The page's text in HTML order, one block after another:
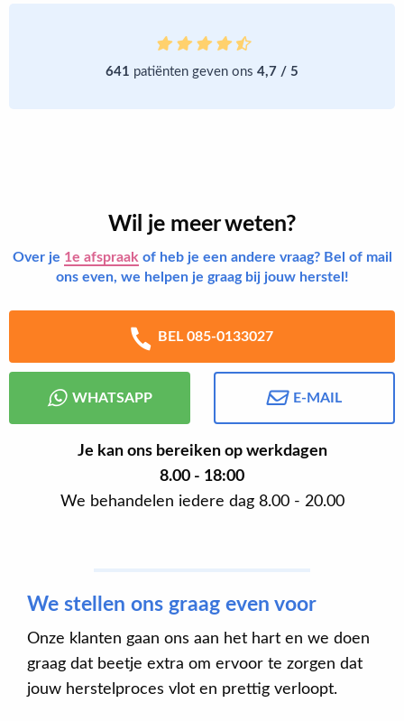
641 patiënten geven ons 4,7 / 5
Wil je meer weten?
Over je 1e afspraak of heb je een andere vraag? Bel of mail
ons even, we helpen je graag bij jouw herstel!
BEL 085-0133027
WHATSAPP E-MAIL
Je kan ons bereiken op werkdagen
8.00 - 18:00
We behandelen iedere dag 8.00 - 20.00
We stellen ons graag even voor
Onze klanten gaan ons aan het hart en we doen
graag dat beetje extra om ervoor te zorgen dat
jouw herstelproces vlot en prettig verloopt.